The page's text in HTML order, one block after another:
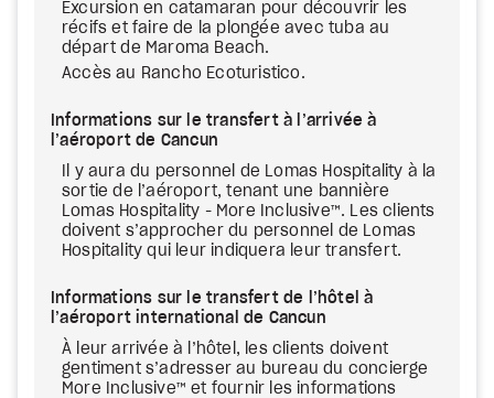
Excursion en catamaran pour découvrir les
récifs et faire de la plongée avec tuba au
départ de Maroma Beach.
Accès au Rancho Ecoturistico.
Informations sur le transfert à l’arrivée à
l’aéroport de Cancun
Il y aura du personnel de Lomas Hospitality à la
sortie de l’aéroport, tenant une bannière
Lomas Hospitality - More Inclusive™. Les clients
doivent s’approcher du personnel de Lomas
Hospitality qui leur indiquera leur transfert.
Informations sur le transfert de l’hôtel à
l’aéroport international de Cancun
À leur arrivée à l’hôtel, les clients doivent
gentiment s’adresser au bureau du concierge
More Inclusive™ et fournir les informations